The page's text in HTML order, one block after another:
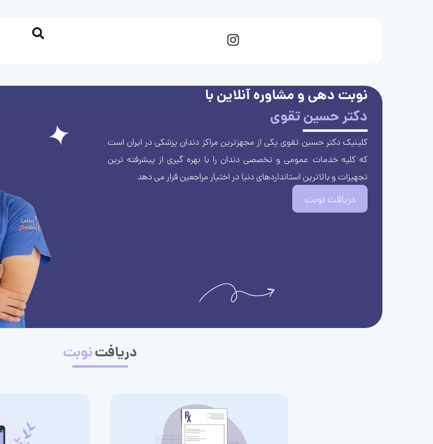
نوبت دهی و مشاوره آنلاین با
دکتر حسین تقوی
کلینیک دکتر حسین تقوی یکی از مجهزترین مراکز دندان پزشکی در ایران است
که کلیه خدمات عمومی و تخصصی دندان را با بهره گیری از پیشرفته ترین
تجهیزات و بالاترین استانداردهای دنیا در اختیار مراجعین قرار می دهد.
دریافت نوبت
دریافتنوبت